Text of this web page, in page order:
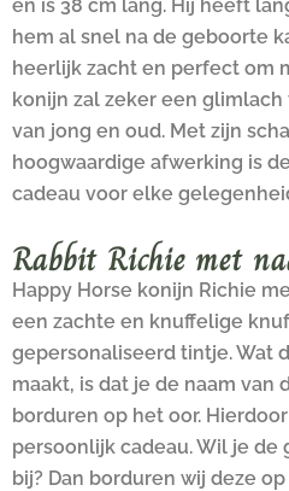
en is 38 cm lang. Hij heeft
hem al snel na de geboorte
heerlijk zacht en perfect om
konijn zal zeker een
van jong en oud. Met zijn
hoogwaardige afwerking is
cadeau voor elke
Rabbit Richie met
Happy Horse konijn Richie
een zachte en knuffelige
gepersonaliseerd tintje. Wat
maakt, is dat je de naam van
borduren op het oor.
persoonlijk cadeau. Wil je
bij? Dan borduren wij deze